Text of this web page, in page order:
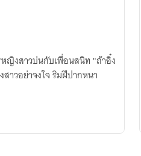
หญิงสาวบ่นกับเพื่อนสนิท "ถ้าอิ๋ง
าวอย่าจงใจ ริมฝีปากหนา